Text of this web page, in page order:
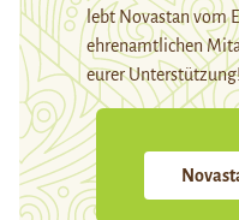
lebt Novastan vom
ehrenamtlichen
eurer